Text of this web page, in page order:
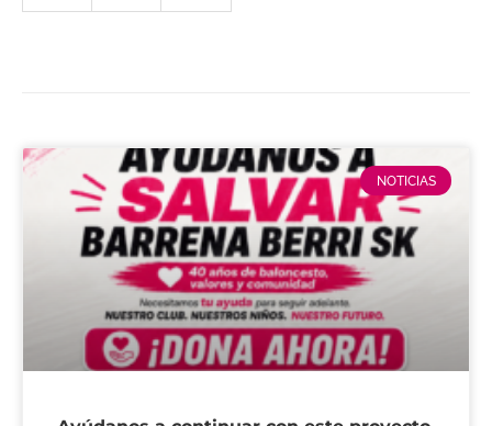
NOTICIAS